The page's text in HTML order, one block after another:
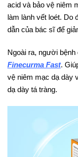
acid và bảo vệ niêm
làm lành vết loét. Do
dẫn của bác sĩ để
Ngoài ra, người
Finecurma Fast.
vệ niêm mạc dạ dày
dạ dày tá tràng.